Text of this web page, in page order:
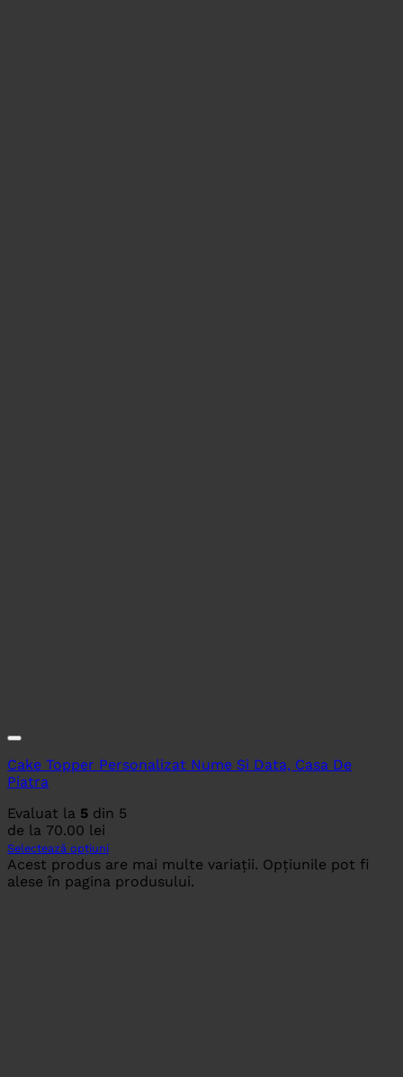
Cake Topper Personalizat Nume Si Data, Casa De
Piatra
Evaluat la 5 din 5
de la 70.00 lei
Selectează opțiuni
Acest produs are mai multe variații. Opțiunile pot fi
alese în pagina produsului.